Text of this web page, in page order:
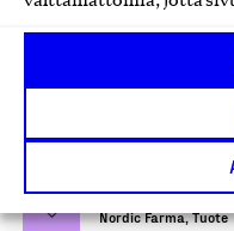
Kosmetiikka-,
Balance
Nordic Farma, Tuote